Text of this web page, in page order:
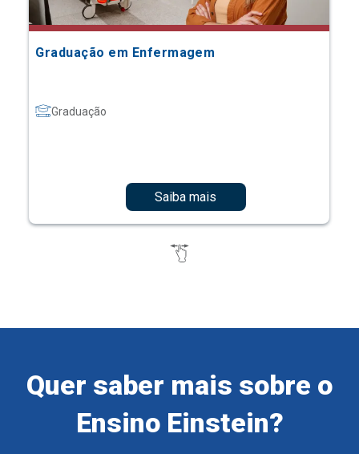
Graduação em Enfermagem
Graduação
Saiba mais
Quer saber mais sobre o
Ensino Einstein?